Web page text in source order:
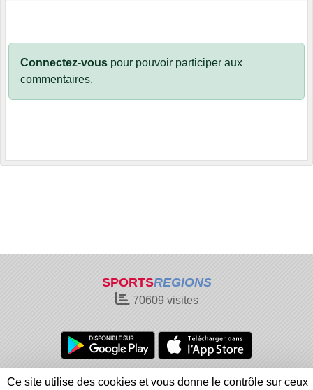
Connectez-vous pour pouvoir participer aux
commentaires.
SPORTSREGIONS
70609 visites
Charte cookies
Gestion des cookies
Ce site utilise des cookies et vous donne le contrôle sur ceux